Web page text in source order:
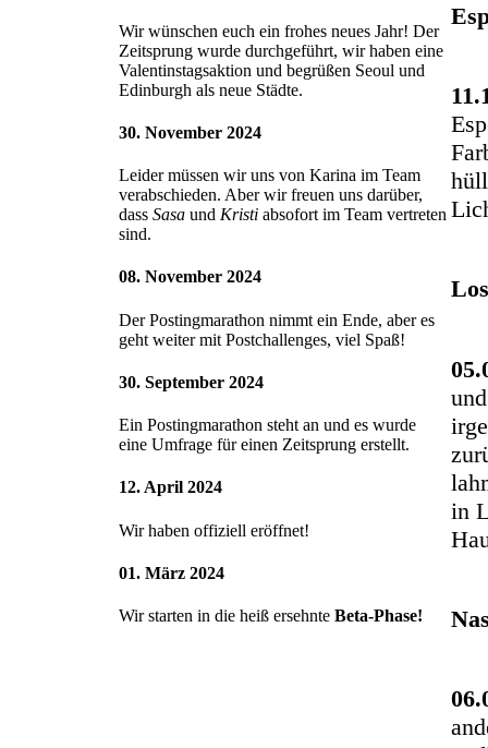
Wir wünschen euch ein frohes neues Jahr! Der
Zeitsprung wurde durchgeführt, wir haben eine
Valentinstagsaktion und begrüßen Seoul und
Edinburgh als neue Städte.
30. November 2024
Leider müssen wir uns von Karina im Team
verabschieden. Aber wir freuen uns darüber,
dass Sasa und Kristi absofort im Team vertreten
sind.
08. November 2024
Der Postingmarathon nimmt ein Ende, aber es
geht weiter mit Postchallenges, viel Spaß!
30. September 2024
Ein Postingmarathon steht an und es wurde
eine Umfrage für einen Zeitsprung erstellt.
12. April 2024
Wir haben offiziell eröffnet!
01. März 2024
Wir starten in die heiß ersehnte Beta-Phase!
in